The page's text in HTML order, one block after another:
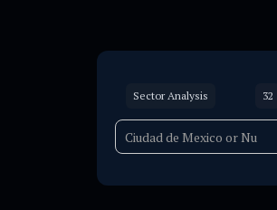
Sector Analysis 32